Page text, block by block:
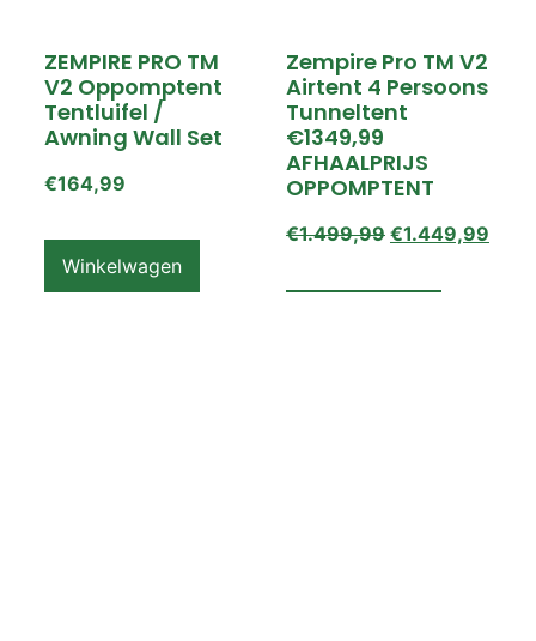
ZEMPIRE PRO TM
V2 Oppomptent
Tentluifel /
Awning Wall Set
€164,99
Winkelwagen
Zempire Pro TM V2
Airtent 4 Persoons
Tunneltent
€1349,99
AFHAALPRIJS
OPPOMPTENT
€1.499,99 €1.449,99